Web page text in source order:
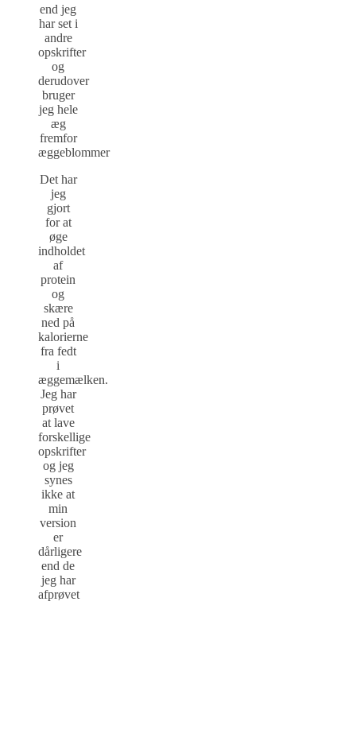
end jeg
har set i
andre
opskrifter
og
derudover
bruger
jeg hele
æg
fremfor
æggeblommer
Det har
jeg
gjort
for at
øge
indholdet
af
protein
og
skære
ned på
kalorierne
fra fedt
i
æggemælken.
Jeg har
prøvet
at lave
forskellige
opskrifter
og jeg
synes
ikke at
min
version
er
dårligere
end de
jeg har
afprøvet